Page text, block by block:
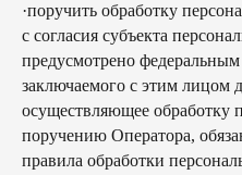
·поручить обработку
с согласия субъекта
предусмотрено
заключаемого с этим лицом
осуществляющее обработку
поручению Оператора,
правила обработки